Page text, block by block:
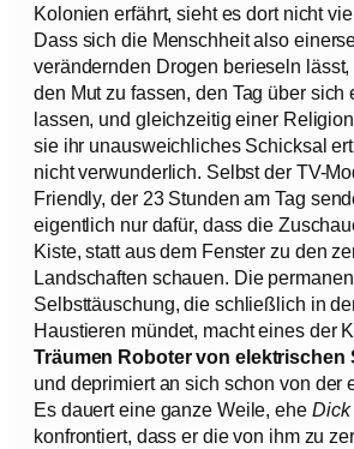
Kolonien erfährt, sieht es dort nicht
Dass sich die Menschheit also
verändernden Drogen berieseln
den Mut zu fassen, den Tag über sich
lassen, und gleichzeitig einer
sie ihr unausweichliches Schicksal
nicht verwunderlich. Selbst der TV-
Friendly, der 23 Stunden am Tag
eigentlich nur dafür, dass die
Kiste, statt aus dem Fenster zu den
Landschaften schauen. Die
Selbsttäuschung, die schließlich in
Haustieren mündet, macht eines der
Träumen Roboter von elektrischen
und deprimiert an sich schon von der
Es dauert eine ganze Weile, ehe Dick
konfrontiert, dass er die von ihm zu